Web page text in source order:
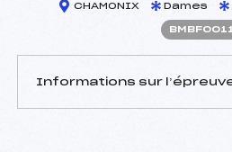
CHAMONIX Dames
Informations sur